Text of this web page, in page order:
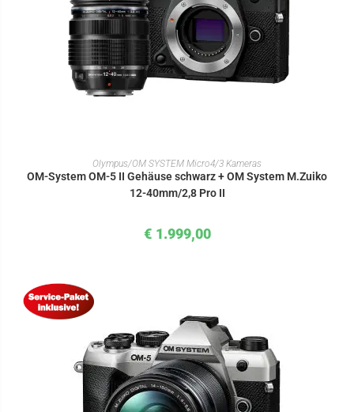
IN DEN WARENKORB
Olympus/OM SYSTEM Micro4/3 Kameras
OM-System OM-5 II Gehäuse schwarz + OM System M.Zuiko
12-40mm/2,8 Pro II
€ 1.999,00